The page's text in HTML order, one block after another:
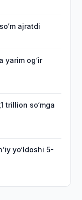
ajratdi
yarim og‘ir
trillion so‘mga
yo‘ldoshi 5-